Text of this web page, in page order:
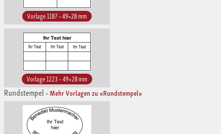
Vorlage 1187 – 49×28 mm
Vorlage 1223 – 49×28 mm
Rundstempel–Mehr Vorlagen zu «Rundstempel»